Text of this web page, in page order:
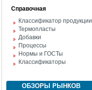
Справочная
Классификатор продукции
Термопласты
Добавки
Процессы
Нормы и ГОСТы
Классификаторы
ОБЗОРЫ РЫНКОВ